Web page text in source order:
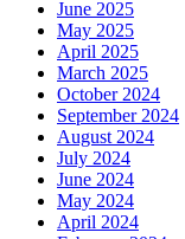
June 2025
May 2025
April 2025
March 2025
October 2024
September 2024
August 2024
July 2024
June 2024
May 2024
April 2024